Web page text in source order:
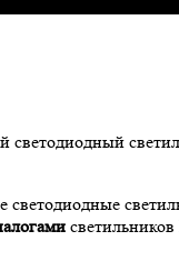
светодиодный
светодиодные
светильников